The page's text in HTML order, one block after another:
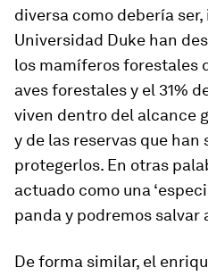
diversa como debería
Universidad Duke han
los mamíferos forestales
aves forestales y el 31%
viven dentro del alcance
y de las reservas que
protegerlos. En otras
actuado como una
panda y podremos salvar
De forma similar, el